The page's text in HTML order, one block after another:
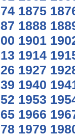
1875
1888
1901
1914
1927
1940
1953
1966
1979